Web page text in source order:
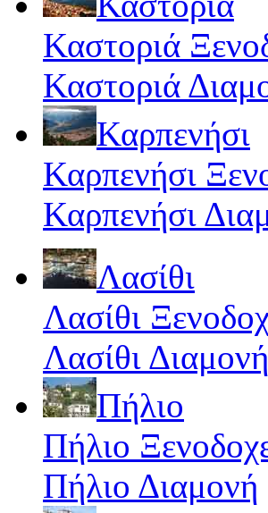
Καστοριά
Καστοριά
Καρπενήσι
Καρπενήσι
Καρπενήσι
Λασίθι
Λασίθι
Λασίθι Διαμονή
Πήλιο
Πήλιο
Πήλιο Διαμονή